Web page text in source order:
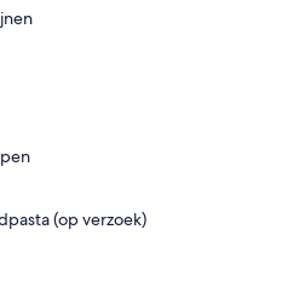
(op verzoek)